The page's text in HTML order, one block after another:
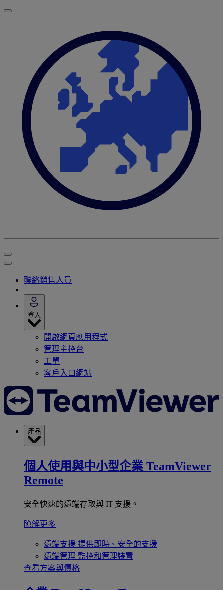
聯絡銷售人員
登入
開啟網頁應用程式
管理主控台
工單
客戶入口網站
產品
個人使用與中小型企業 TeamViewer
Remote
安全快速的遠端存取與 IT 支援。
瞭解更多
遠端支援 提供即時、安全的支援
遠端管理 監控和管理裝置
查看方案與價格